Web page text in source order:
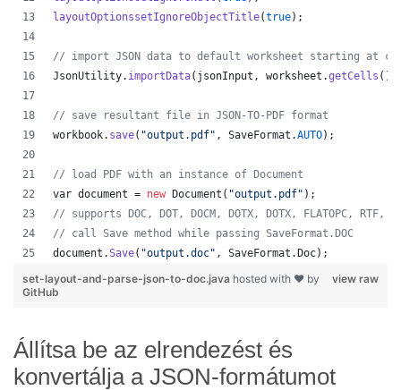
layoutOptionssetIgnoreObjectTitle(true);
// import JSON data to default worksheet starting at
JsonUtility. importData( jsonInput , worksheet .getCells
// save resultant file in JSON-TO-PDF format
workbook. save( "output.pdf" , SaveFormat .AUTO);
// load PDF with an instance of Document
var document = new Document ( "output.pdf" );
// supports DOC, DOT, DOCM, DOTX, DOTX, FLATOPC,
// call Save method while passing SaveFormat.DOC
document .Save( "output.doc" , SaveFormat . Doc);
view raw
set-layout-and-parse-json-to-doc.java hosted with ❤ by
GitHub
Állítsa be az elrendezést és
konvertálja a JSON-formátumot